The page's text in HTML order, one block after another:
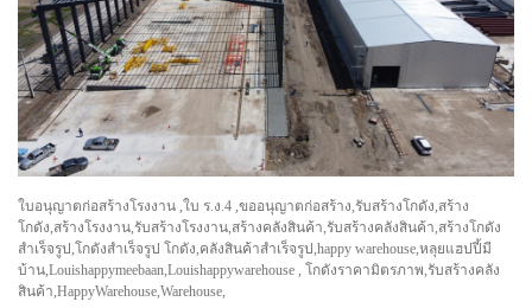
ใบอนุญาตก่อสร้างโรงงาน ,ใบ ร.ง.4 ,ขออนุญาตก่อสร้าง,รับสร้างโกดัง,สร้าง
โกดัง,สร้างโรงงาน,รับสร้างโรงงาน,สร้างคลังสินค้า,รับสร้างคลังสินค้า,สร้างโกดัง
สำเร็จรูป,โกดังสำเร็จรูป โกดัง,คลังสินค้าสำเร็จรูป,happy warehouse,หลุยแฮปปี้มี
บ้าน,Louishappymeebaan,Louishappywarehouse , โกดังราคามิตรภาพ,รับสร้างคลัง
สินค้า,HappyWarehouse,Warehouse,